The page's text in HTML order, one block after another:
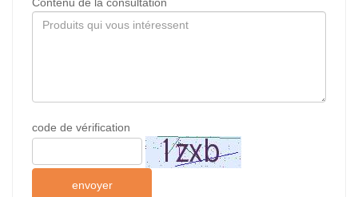
code de vérification
envoyer